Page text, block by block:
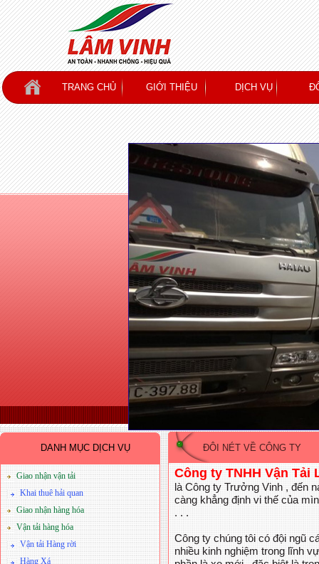
TRANG CHỦ GIỚI THIỆU DỊCH VỤ
DANH MỤC DỊCH VỤ
Giao nhận vận tải
Khai thuê hải quan
Giao nhận hàng hóa
Vận tải hàng hóa
Vận tải Hàng rời
Hàng Xá
ĐÔI NÉT VỀ CÔNG TY
Công ty TNHH Vận Tải
là Công ty Trưởng Vinh , đến
càng khẳng định vi thế của
. . .
Công ty chúng tôi có đội ngũ
nhiều kinh nghiệm trong lĩnh